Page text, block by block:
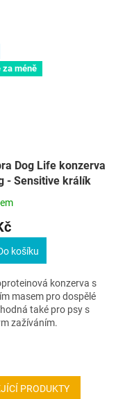
za méně
Dog Life konzerva
- Sensitive králík
košíku
konzerva s
masem pro dospělé
také pro psy s
zažíváním.
PRODUKTY